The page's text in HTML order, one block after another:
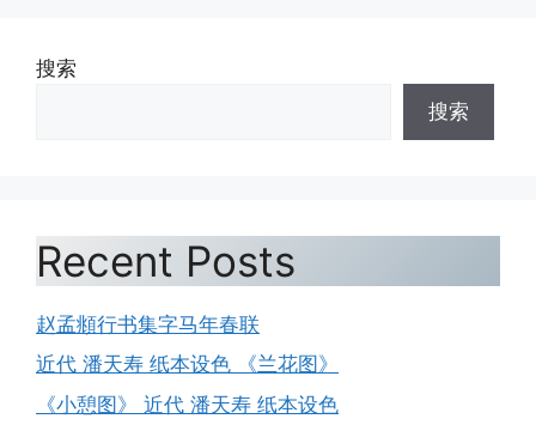
搜索
搜索
Recent Posts
赵孟頫行书集字马年春联
近代 潘天寿 纸本设色 《兰花图》
《小憩图》 近代 潘天寿 纸本设色